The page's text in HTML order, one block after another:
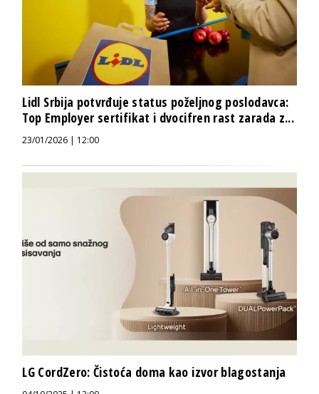
Lidl Srbija potvrđuje status poželjnog poslodavca:
Top Employer sertifikat i dvocifren rast zarada z...
23/01/2026 | 12:00
LG CordZero: Čistoća doma kao izvor blagostanja